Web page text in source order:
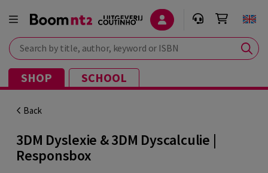
Search by title, author, keyword or ISBN
SHOP SCHOOL
Back
3DM Dyslexie & 3DM Dyscalculie |
Responsbox